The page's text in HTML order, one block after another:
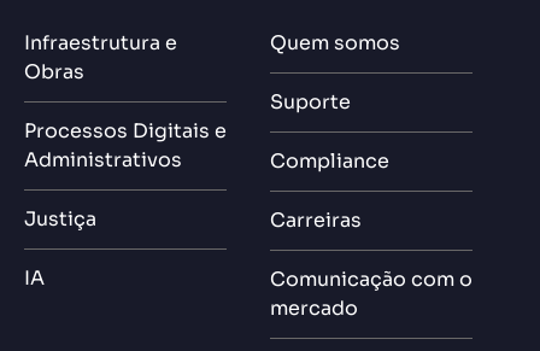
Infraestrutura e
Obras
Processos Digitais e
Administrativos
Justiça
IA
Quem somos
Suporte
Compliance
Carreiras
Comunicação com o
mercado